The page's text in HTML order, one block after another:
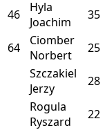
46
Hyla
Joachim
35
64
Ciomber
Norbert
25
Szczakiel
Jerzy
28
Rogula
Ryszard
22